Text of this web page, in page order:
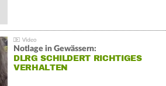
Notlage in Gewässern:
DLRG SCHILDERT RICHTIGES
VERHALTEN